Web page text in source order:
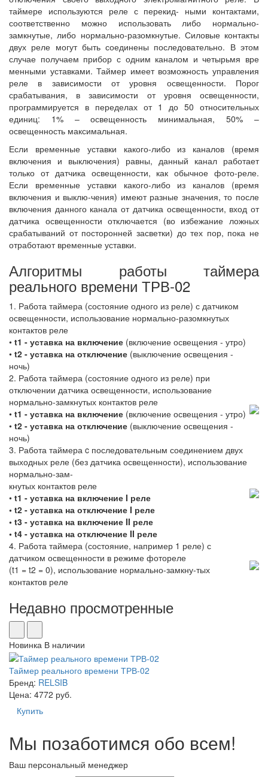
таймере используются реле с перекид- ными контактами,
соответственно можно использовать либо нормально-
замкнутые, либо нормально-разомкнутые. Силовые контакты
двух реле могут быть соединены последовательно. В этом
случае получаем прибор с одним каналом и четырьмя вре
менными уставками. Таймер имеет возможность управления
реле в зависимости от уровня освещенности. Порог
срабатывания, в зависимости от уровня освещенности,
программируется в переделах от 1 до 50 относительных
единиц: 1% – освещенность минимальная, 50% –
освещенность максимальная.
Если временные уставки какого-либо из каналов (время
включения и выключения) равны, данный канал работает
только от датчика освещенности, как обычное фото-реле.
Если временные уставки какого-либо из каналов (время
включения и выклю-чения) имеют разные значения, то после
включения данного канала от датчика освещенности, вход от
датчика освещенности отключается (во избежание ложных
срабатываний от посторонней засветки) до тех пор, пока не
отработают временные уставки.
Алгоритмы работы таймера
реального времени ТРВ-02
1. Работа таймера (состояние одного из реле) с датчиком
освещенности, использование нормально-разомкнутых
контактов реле
• t1 - уставка на включение (включение освещения - утро)
• t2 - уставка на отключение (выключение освещения -
ночь)
2. Работа таймера (состояние одного из реле) при
отключении датчика освещенности, использование
нормально-замкнутых контактов реле
• t1 - уставка на включение (включение освещения - утро)
• t2 - уставка на отключение (выключение освещения -
ночь)
3. Работа таймера c последовательным соединением двух
выходных реле (без датчика освещенности), использование
нормально-зам-
кнутых контактов реле
• t1 - уставка на включение I реле
• t2 - уставка на отключение I реле
• t3 - уставка на включение II реле
• t4 - уставка на отключение II реле
4. Работа таймера (состояние, например 1 реле) с
датчиком освещенности в режиме фотореле
(t1 = t2 = 0), использование нормально-замкну-тых
контактов реле
Недавно просмотренные
Новинка В наличии
Таймер реального времени ТРВ-02
Бренд: RELSIB
Цена: 4772 руб.
Купить
Мы позаботимся обо всем!
Ваш персональный менеджер